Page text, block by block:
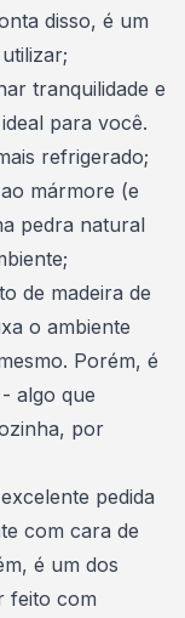
disso, é um
tranquilidade e
para você.
refrigerado;
mármore (e
pedra natural
de madeira de
o ambiente
Porém, é
- algo que
por
pedida
com cara de
é um dos
feito com